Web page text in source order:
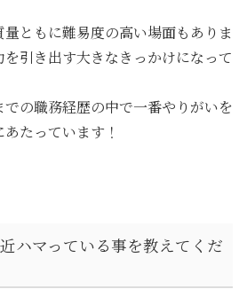
ともに難易度の高い場面もありま
を引き出す大きなきっかけになって
の職務経歴の中で一番やりがいを
たっています！
ハマっている事を教えてくだ